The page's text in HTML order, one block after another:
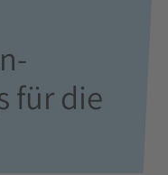
für die